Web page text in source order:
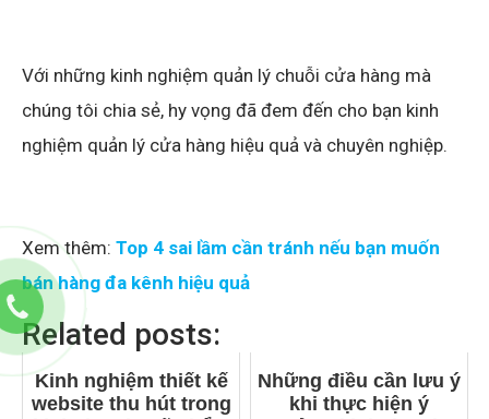
Với những kinh nghiệm quản lý chuỗi cửa hàng mà
chúng tôi chia sẻ, hy vọng đã đem đến cho bạn kinh
nghiệm quản lý cửa hàng hiệu quả và chuyên nghiệp.
Xem thêm: Top 4 sai lầm cần tránh nếu bạn muốn
bán hàng đa kênh hiệu quả
Related posts:
Kinh nghiệm thiết kế
website thu hút trong
Những điều cần lưu ý
khi thực hiện ý